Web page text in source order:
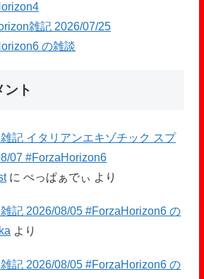
雑記 2026/07/25
の雑談
ント
記 イタリアンエキゾチック スプ
07 #ForzaHorizon6
にぺっぱぁでぃ より
記 2026/08/05 #ForzaHorizon6 の
より
記 2026/08/05 #ForzaHorizon6 の